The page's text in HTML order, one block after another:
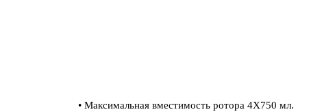
• Максимальная вместимость ротора 4X750 мл.